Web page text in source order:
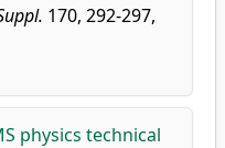
170, 292-297,
physics technical